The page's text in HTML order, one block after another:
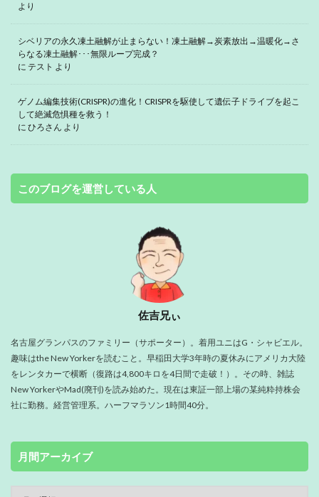
より
シベリアの永久凍土融解が止まらない！凍土融解→炭素放出→温暖化→さ
らなる凍土融解･･･無限ループ完成？
に テスト より
ゲノム編集技術(CRISPR)の進化！CRISPRを駆使して遺伝子ドライブを起こ
して絶滅危惧種を救う！
に ひろさん より
このブログを運営している人
佐吉兄ぃ
名古屋グランパスのファミリー（サポーター）。着用ユニはG・シャビエル。
趣味はthe New Yorkerを読むこと。早稲田大学3年時の夏休みにアメリカ大陸
をレンタカーで横断（復路は4,800キロを4日間で走破！）。その時、雑誌
New YorkerやMad(廃刊)を読み始めた。現在は東証一部上場の某純粋持株会
社に勤務。経営管理系。ハーフマラソン1時間40分。
月間アーカイブ